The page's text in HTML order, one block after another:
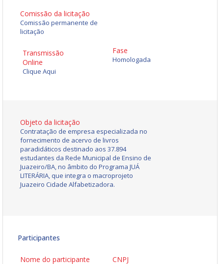
Comissão da licitação
Comissão permanente de
licitação
Transmissão
Online
Clique Aqui
Fase
Homologada
Objeto da licitação
Contratação de empresa especializada no
fornecimento de acervo de livros
paradidáticos destinado aos 37.894
estudantes da Rede Municipal de Ensino de
Juazeiro/BA, no âmbito do Programa JUÁ
LITERÁRIA, que integra o macroprojeto
Juazeiro Cidade Alfabetizadora.
Participantes
Nome do participante CNPJ